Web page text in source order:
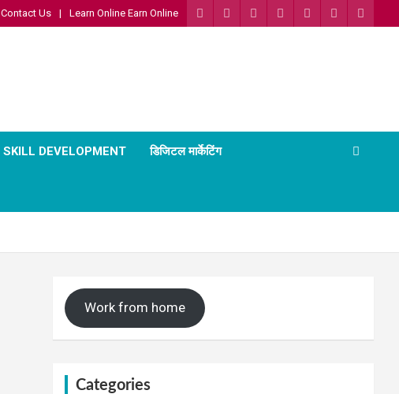
Contact Us Learn Online Earn Online
SKILL DEVELOPMENT डिजिटल मार्केटिंग
Work from home
Categories